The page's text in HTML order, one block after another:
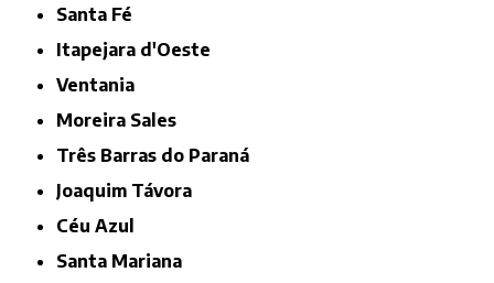
Santa Fé
Itapejara d'Oeste
Ventania
Moreira Sales
Três Barras do Paraná
Joaquim Távora
Céu Azul
Santa Mariana